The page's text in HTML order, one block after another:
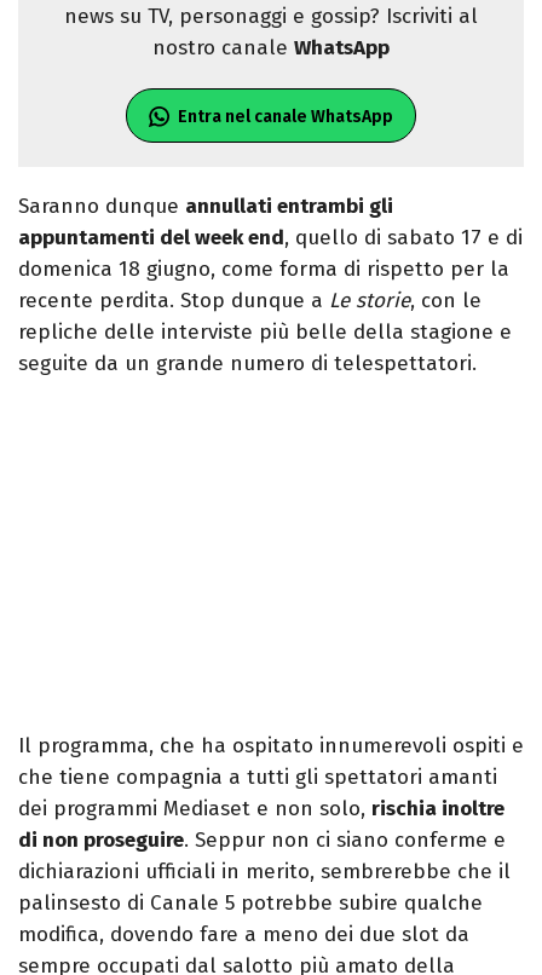
news su TV, personaggi e gossip? Iscriviti al
nostro canale WhatsApp
Entra nel canale WhatsApp
Saranno dunque annullati entrambi gli
appuntamenti del week end, quello di sabato 17 e di
domenica 18 giugno, come forma di rispetto per la
recente perdita. Stop dunque a Le storie, con le
repliche delle interviste più belle della stagione e
seguite da un grande numero di telespettatori.
Il programma, che ha ospitato innumerevoli ospiti e
che tiene compagnia a tutti gli spettatori amanti
dei programmi Mediaset e non solo, rischia inoltre
di non proseguire. Seppur non ci siano conferme e
dichiarazioni ufficiali in merito, sembrerebbe che il
palinsesto di Canale 5 potrebbe subire qualche
modifica, dovendo fare a meno dei due slot da
sempre occupati dal salotto più amato della